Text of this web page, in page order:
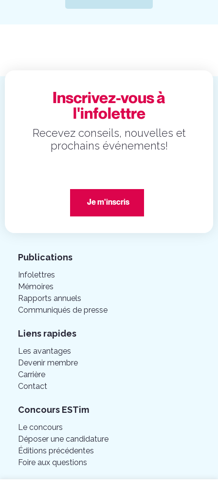
Inscrivez-vous à
l'infolettre
Recevez conseils, nouvelles et
prochains événements!
Je m'inscris
Publications
Infolettres
Mémoires
Rapports annuels
Communiqués de presse
Liens rapides
Les avantages
Devenir membre
Carrière
Contact
Concours ESTim
Le concours
Déposer une candidature
Éditions précédentes
Foire aux questions